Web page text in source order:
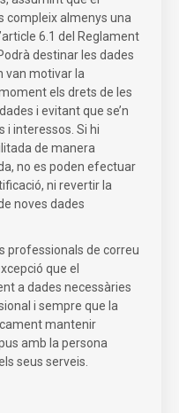
compleix almenys una
6.1 del Reglament
destinar les dades
van motivar la
els drets de les
i evitant que se’n
i interessos. Si hi
de manera
no es poden efectuar
ni revertir la
noves dades
professionals de correu
que el
a dades necessàries
i sempre que la
mantenir
amb la persona
seus serveis.